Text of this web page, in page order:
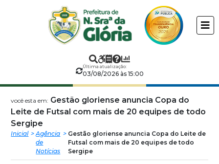
Prefeitura
Municipal
Nossa
Senhora
da
Glória
Última atualização:
03/08/2026 às 15:00
você esta em: Gestão gloriense anuncia Copa do
Leite de Futsal com mais de 20 equipes de todo
Sergipe
Inicial
Agência
de
Notícias
Gestão gloriense anuncia Copa do Leite de
Futsal com mais de 20 equipes de todo
Sergipe